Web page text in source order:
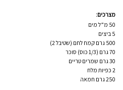
מצרכים:
50 מ”ל מים
5 ביצים
500 גרם קמח לחם (שטיבל 2
)
70 גרם (1/3 כוס) סוכר
30 גרם שמרים טריים
2 כפיות מלח
250 גרם חמאה